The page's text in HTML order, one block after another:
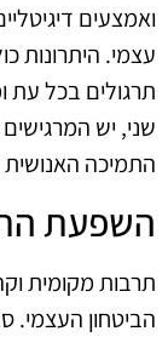
ואמצעים
עצמי. היתרונות
תרגולים בכל עת
שני, יש
התמיכה
השפעת
תרבות מקומית
הביטחון העצמי.